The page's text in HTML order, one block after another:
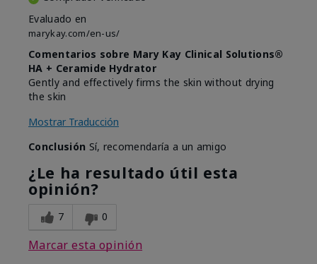
Evaluado en
marykay.com/en-us/
Comentarios sobre Mary Kay Clinical Solutions®
HA + Ceramide Hydrator
Gently and effectively firms the skin without drying
the skin
Mostrar Traducción
Conclusión Sí, recomendaría a un amigo
¿Le ha resultado útil esta
opinión?
7 0
Marcar esta opinión